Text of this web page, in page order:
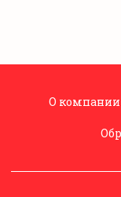
О компании